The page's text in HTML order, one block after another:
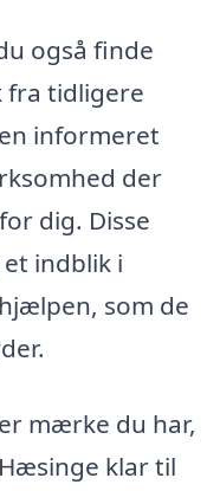
også finde
fra tidligere
informeret
der
dig. Disse
indblik i
som de
mærke du har,
klar til